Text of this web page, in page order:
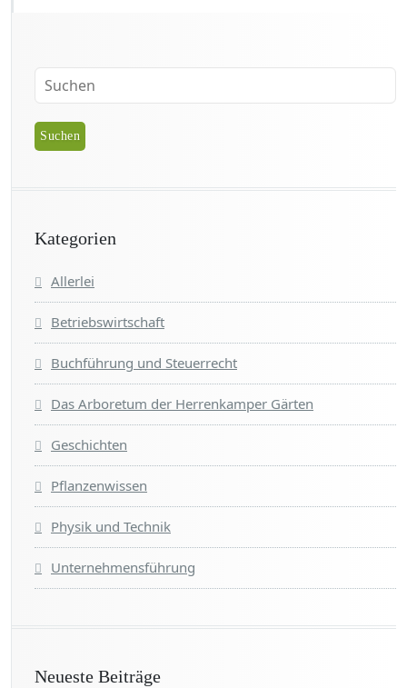
Kategorien
Allerlei
Betriebswirtschaft
Buchführung und Steuerrecht
Das Arboretum der Herrenkamper Gärten
Geschichten
Pflanzenwissen
Physik und Technik
Unternehmensführung
Neueste Beiträge